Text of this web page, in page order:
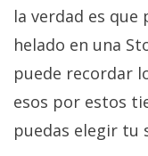
Contacto
Sobre
nosotros
/
Publicidad
la verdad es que
helado en una
puede recordar
esos por estos
puedas elegir tu